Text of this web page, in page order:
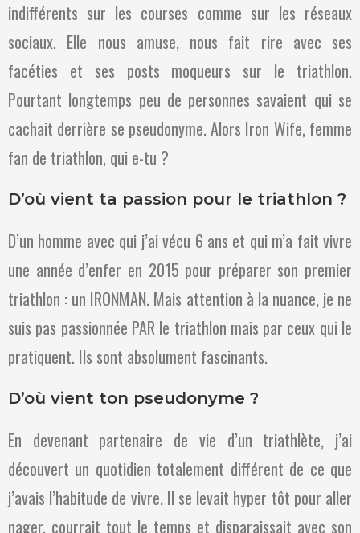
indifférents sur les courses comme sur les réseaux
sociaux. Elle nous amuse, nous fait rire avec ses
facéties et ses posts moqueurs sur le triathlon.
Pourtant longtemps peu de personnes savaient qui se
cachait derrière se pseudonyme. Alors Iron Wife, femme
fan de triathlon, qui e-tu ?
D’où vient ta passion pour le triathlon ?
D’un homme avec qui j’ai vécu 6 ans et qui m’a fait vivre
une année d’enfer en 2015 pour préparer son premier
triathlon : un IRONMAN. Mais attention à la nuance, je ne
suis pas passionnée PAR le triathlon mais par ceux qui le
pratiquent. Ils sont absolument fascinants.
D’où vient ton pseudonyme ?
En devenant partenaire de vie d’un triathlète, j’ai
découvert un quotidien totalement différent de ce que
j’avais l’habitude de vivre. Il se levait hyper tôt pour aller
nager, courrait tout le temps et disparaissait avec son